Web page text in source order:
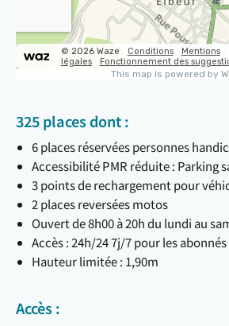
325 places dont :
6 places réservées personnes
Accessibilité PMR réduite : Parking
3 points de rechargement pour
2 places reversées motos
Ouvert de 8h00 à 20h du lundi au
Accès : 24h/24 7j/7 pour les abonnés
Hauteur limitée : 1,90m
Accès :